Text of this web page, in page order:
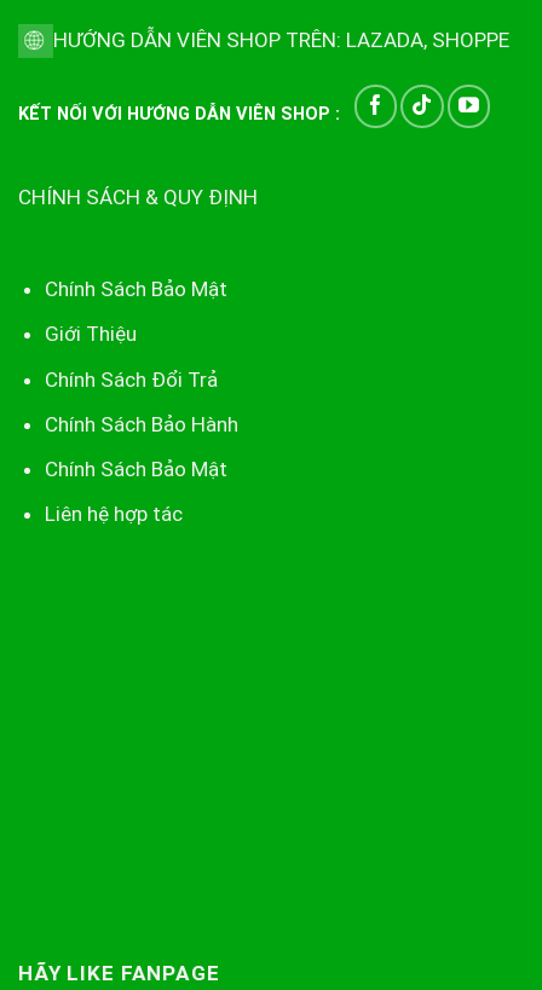
HƯỚNG DẪN VIÊN SHOP TRÊN: LAZADA, SHOPPE
KẾT NỐI VỚI HƯỚNG DẪN VIÊN SHOP :
CHÍNH SÁCH & QUY ĐỊNH
Chính Sách Bảo Mật
Giới Thiệu
Chính Sách Đổi Trả
Chính Sách Bảo Hành
Chính Sách Bảo Mật
Liên hệ hợp tác
HÃY LIKE FANPAGE